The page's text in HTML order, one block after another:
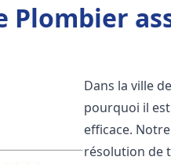
Plombier
Dans la ville
pourquoi il
efficace.
résolution de